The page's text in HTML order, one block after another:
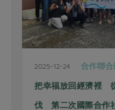
2025-12-24 合作聯合
把幸福放回經濟裡
伐 第二次國際合作